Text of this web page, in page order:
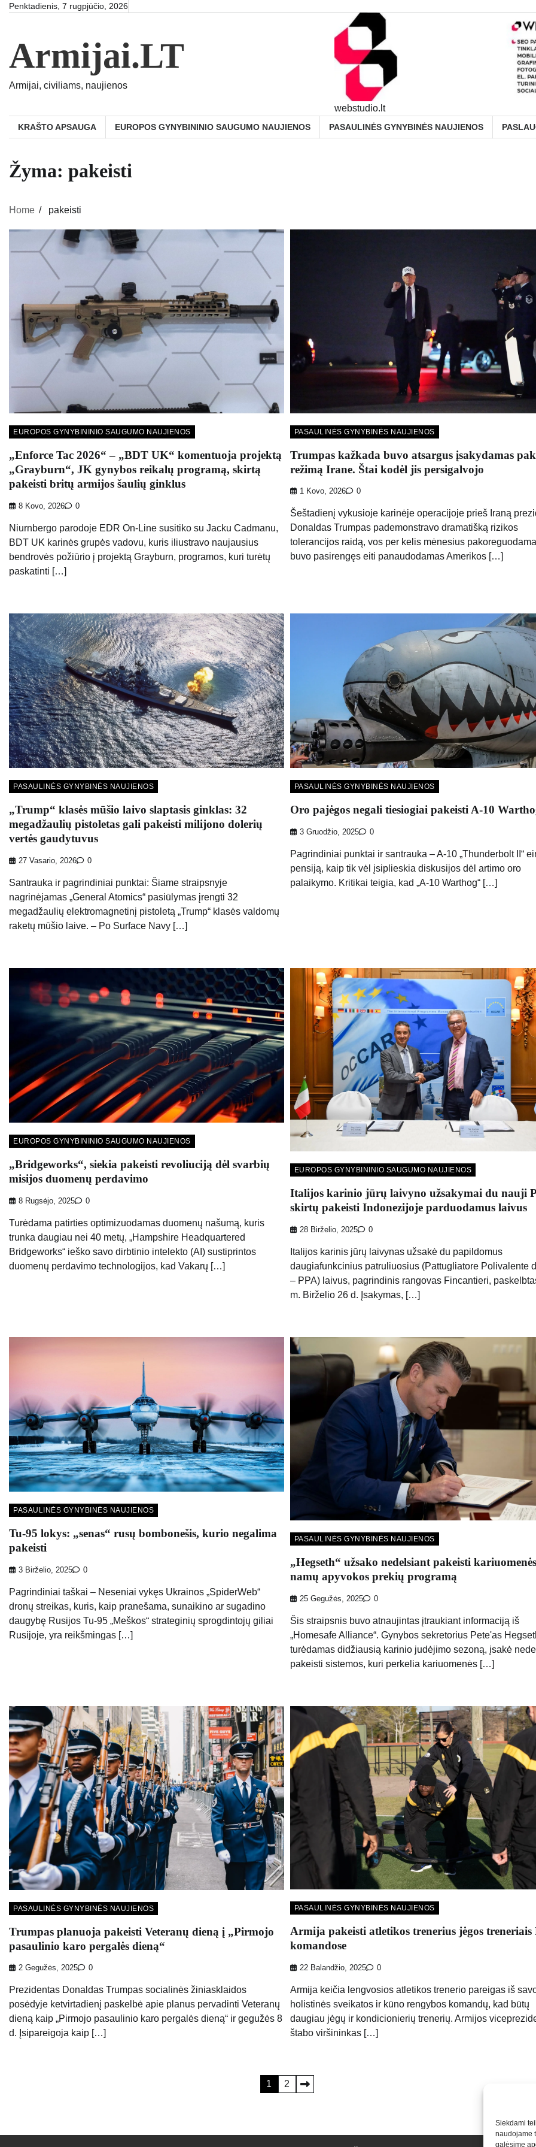
Siekdami
naudojame
galėsime
SkipPenktadienis, 7 rugpjūčio, 2026
Armijai.LT
Armijai, civiliams, naujienos
webstudio.lt
KRAŠTO APSAUGA EUROPOS GYNYBININIO SAUGUMO NAUJIENOS PASAULINĖS GYNYBINĖS NAUJIENOS
Žyma: pakeisti
Home pakeisti
EUROPOS GYNYBININIO SAUGUMO NAUJIENOS
„Enforce Tac 2026“ – „BDT UK“ komentuoja projektą
„Grayburn“, JK gynybos reikalų programą, skirtą
pakeisti britų armijos šaulių ginklus
8 Kovo, 2026 0
Niurnbergo parodoje EDR On-Line susitiko su Jacku Cadmanu,
BDT UK karinės grupės vadovu, kuris iliustravo naujausius
bendrovės požiūrio į projektą Grayburn, programos, kuri turėtų
paskatinti […]
PASAULINĖS GYNYBINĖS NAUJIENOS
Trumpas kažkada buvo atsargus įsakydamas
režimą Irane. Štai kodėl jis persigalvojo
1 Kovo, 2026 0
Šeštadienį vykusioje karinėje operacijoje prieš Iraną
Donaldas Trumpas pademonstravo dramatišką rizikos
tolerancijos raidą, vos per kelis mėnesius
buvo pasirengęs eiti panaudodamas Amerikos […]
PASAULINĖS GYNYBINĖS NAUJIENOS
„Trump“ klasės mūšio laivo slaptasis ginklas: 32
megadžaulių pistoletas gali pakeisti milijono dolerių
vertės gaudytuvus
27 Vasario, 2026 0
Santrauka ir pagrindiniai punktai: Šiame straipsnyje
nagrinėjamas „General Atomics“ pasiūlymas įrengti 32
megadžaulių elektromagnetinį pistoletą „Trump“ klasės valdomų
raketų mūšio laive. – Po Surface Navy […]
PASAULINĖS GYNYBINĖS NAUJIENOS
Oro pajėgos negali tiesiogiai pakeisti A-10
3 Gruodžio, 2025 0
Pagrindiniai punktai ir santrauka – A-10 „Thunderbolt II“
pensiją, kaip tik vėl įsiplieskia diskusijos dėl artimo oro
palaikymo. Kritikai teigia, kad „A-10 Warthog“ […]
EUROPOS GYNYBININIO SAUGUMO NAUJIENOS
„Bridgeworks“, siekia pakeisti revoliuciją dėl svarbių
misijos duomenų perdavimo
8 Rugsėjo, 2025 0
Turėdama patirties optimizuodamas duomenų našumą, kuris
trunka daugiau nei 40 metų, „Hampshire Headquartered
Bridgeworks“ ieško savo dirbtinio intelekto (AI) sustiprintos
duomenų perdavimo technologijos, kad Vakarų […]
EUROPOS GYNYBININIO SAUGUMO NAUJIENOS
Italijos karinio jūrų laivyno užsakymai du nauji
skirtų pakeisti Indonezijoje parduodamus laivus
28 Birželio, 2025 0
Italijos karinis jūrų laivynas užsakė du papildomus
daugiafunkcinius patruliuosius (Pattugliatore Polivalente
– PPA) laivus, pagrindinis rangovas Fincantieri,
m. Birželio 26 d. Įsakymas, […]
PASAULINĖS GYNYBINĖS NAUJIENOS
Tu-95 lokys: „senas“ rusų bombonešis, kurio negalima
pakeisti
3 Birželio, 2025 0
Pagrindiniai taškai – Neseniai vykęs Ukrainos „SpiderWeb“
dronų streikas, kuris, kaip pranešama, sunaikino ar sugadino
daugybę Rusijos Tu-95 „Meškos“ strateginių sprogdintojų giliai
Rusijoje, yra reikšmingas […]
PASAULINĖS GYNYBINĖS NAUJIENOS
„Hegseth“ užsako nedelsiant pakeisti kariuomenės
namų apyvokos prekių programą
25 Gegužės, 2025 0
Šis straipsnis buvo atnaujintas įtraukiant informaciją iš
„Homesafe Alliance“. Gynybos sekretorius Pete'as
turėdamas didžiausią karinio judėjimo sezoną, įsakė
pakeisti sistemos, kuri perkelia kariuomenės […]
PASAULINĖS GYNYBINĖS NAUJIENOS
Trumpas planuoja pakeisti Veteranų dieną į „Pirmojo
pasaulinio karo pergalės dieną“
2 Gegužės, 2025 0
Prezidentas Donaldas Trumpas socialinės žiniasklaidos
posėdyje ketvirtadienį paskelbė apie planus pervadinti Veteranų
dieną kaip „Pirmojo pasaulinio karo pergalės dieną“ ir gegužės 8
d. Įsipareigoja kaip […]
PASAULINĖS GYNYBINĖS NAUJIENOS
Armija pakeisti atletikos trenerius jėgos treneriais
komandose
22 Balandžio, 2025 0
Armija keičia lengvosios atletikos trenerio pareigas iš
holistinės sveikatos ir kūno rengybos komandų, kad būtų
daugiau jėgų ir kondicionierių trenerių. Armijos
štabo viršininkas […]
1 2